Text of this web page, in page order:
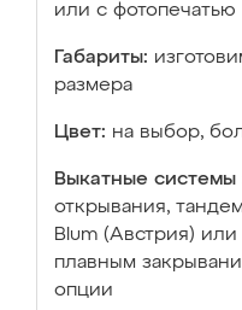
или с фотопечатью
Габариты:
размера
Цвет: на выбор,
Выкатные системы
открывания,
Blum (Австрия)
плавным
опции